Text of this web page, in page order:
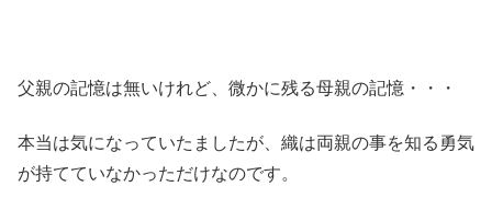
父親の記憶は無いけれど、微かに残る母親の記憶・・・
本当は気になっていたましたが、織は両親の事を知る勇気
が持てていなかっただけなのです。